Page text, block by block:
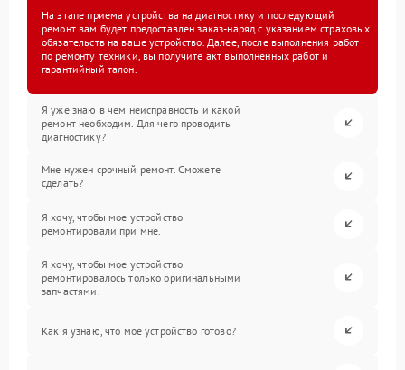
На этапе приема устройства на диагностику и последующий
ремонт вам будет предоставлен заказ-наряд с указанием страховых
обязательств на ваше устройство. Далее, после выполнения работ
по ремонту техники, вы получите акт выполненных работ и
гарантийный талон.
Я уже знаю в чем неисправность и какой
ремонт необходим. Для чего проводить
диагностику?
Мне нужен срочный ремонт. Сможете
сделать?
Я хочу, чтобы мое устройство
ремонтировали при мне.
Я хочу, чтобы мое устройство
ремонтировалось только оригинальными
запчастями.
Как я узнаю, что мое устройство готово?